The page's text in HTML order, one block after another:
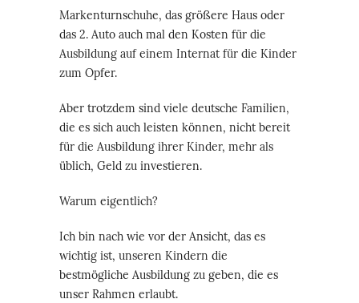
Markenturnschuhe, das größere Haus oder
das 2. Auto auch mal den Kosten für die
Ausbildung auf einem Internat für die Kinder
zum Opfer.
Aber trotzdem sind viele deutsche Familien,
die es sich auch leisten können, nicht bereit
für die Ausbildung ihrer Kinder, mehr als
üblich, Geld zu investieren.
Warum eigentlich?
Ich bin nach wie vor der Ansicht, das es
wichtig ist, unseren Kindern die
bestmögliche Ausbildung zu geben, die es
unser Rahmen erlaubt.